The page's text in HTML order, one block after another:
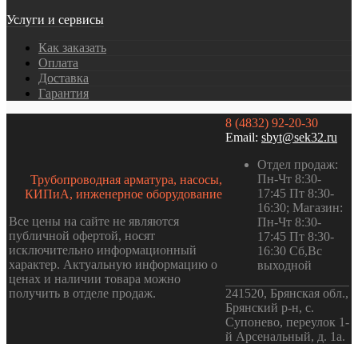
Услуги и сервисы
Как заказать
Оплата
Доставка
Гарантия
Трубопроводная арматура, насосы,
КИПиА, инженерное оборудование
Все цены на сайте не являются
публичной офертой, носят
исключительно информационный
характер. Актуальную информацию о
ценах и наличии товара можно
получить в отделе продаж.
8 (4832) 92-20-30
Email: sbyt@sek32.ru
Отдел продаж:
Пн-Чт 8:30-
17:45 Пт 8:30-
16:30; Магазин:
Пн-Чт 8:30-
17:45 Пт 8:30-
16:30 Сб,Вс
выходной
241520, Брянская обл.,
Брянский р-н, с.
Супонево, переулок 1-
й Арсенальный, д. 1а.